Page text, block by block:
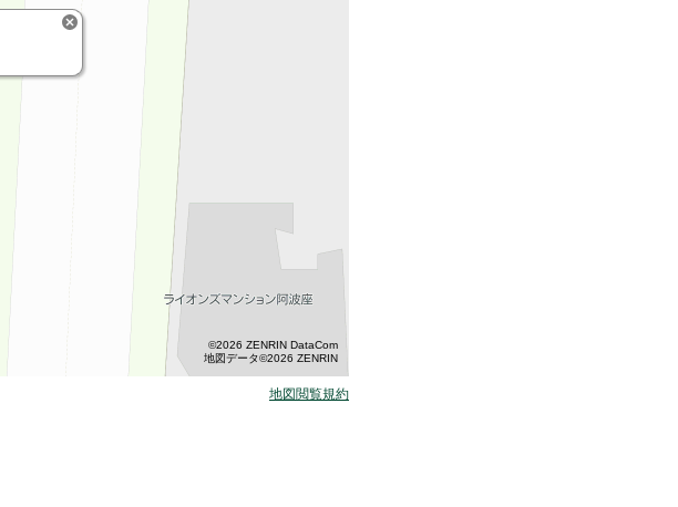
©2026 ZENRIN DataCom
地図データ©2026 ZENRIN
地図閲覧規約